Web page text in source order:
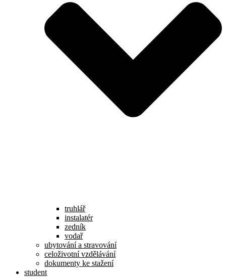
truhlář
instalatér
zedník
vodař
ubytování a stravování
celoživotní vzdělávání
dokumenty ke stažení
student